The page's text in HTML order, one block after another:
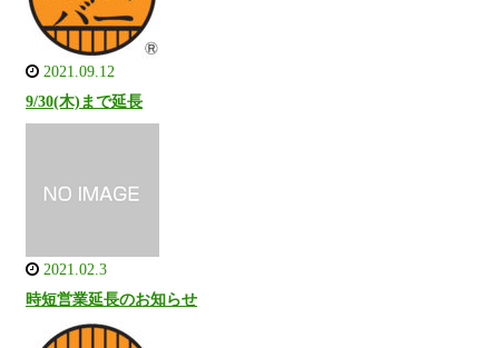
2021.09.12
9/30(木)まで延長
2021.02.3
時短営業延長のお知らせ